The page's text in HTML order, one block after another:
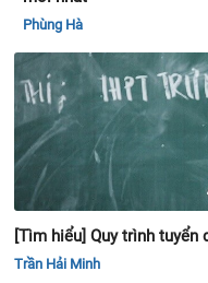
Phùng Hà
[Tìm hiểu] Quy trình tuyển
Trần Hải Minh